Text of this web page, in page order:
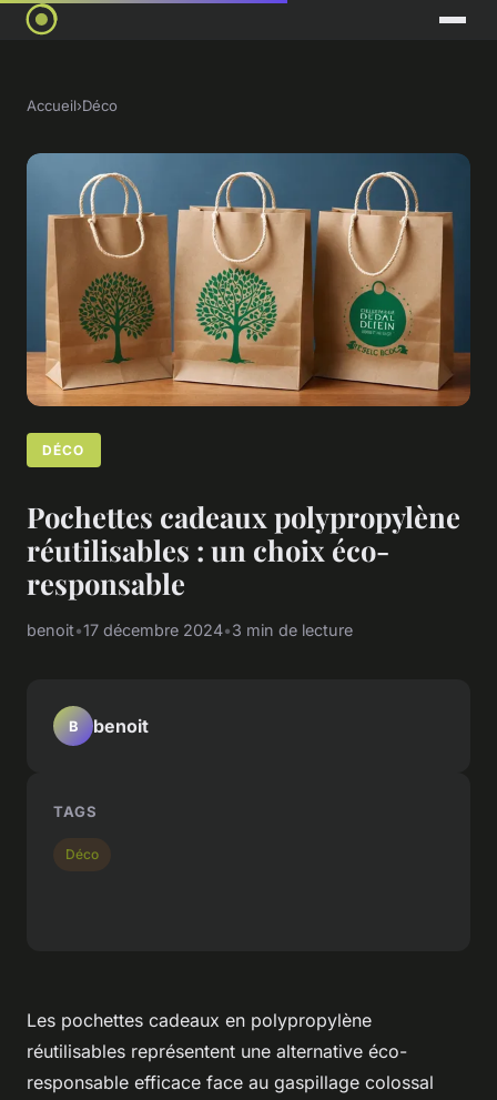
Accueil›Déco
DÉCO
Pochettes cadeaux polypropylène
réutilisables : un choix éco-
responsable
benoit•17 décembre 2024•3 min de lecture
Les pochettes cadeaux en polypropylène
réutilisables représentent une alternative éco-
responsable efficace face au gaspillage colossal
B benoit
TAGS
Déco